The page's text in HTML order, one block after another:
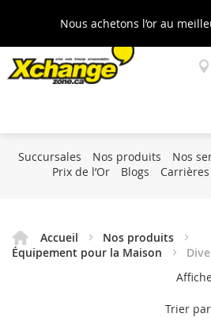
Nous achetons l’or au
Succursales Nos produits Nos
Prix de l’Or
Blogs Carrières
Accueil
Nos produits
Équipement pour la Maison
Trier par